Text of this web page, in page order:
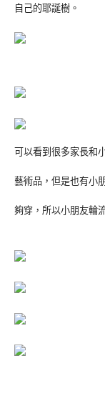
自己的耶誕樹。
可以看到很多家長和
藝術品，但是也有小
夠穿，所以小朋友輪